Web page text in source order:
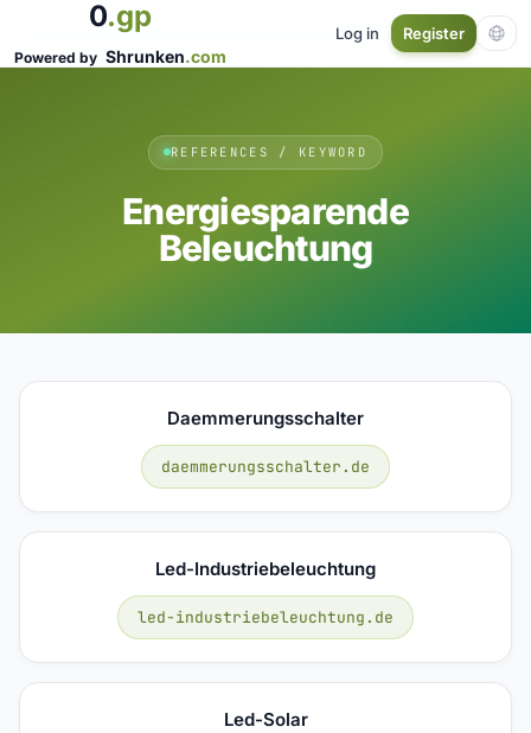
0.gp
Powered by Shrunken.com
Log in Register
REFERENCES / KEYWORD
Energiesparende
Beleuchtung
Daemmerungsschalter
daemmerungsschalter.de
Led-Industriebeleuchtung
led-industriebeleuchtung.de
Led-Solar